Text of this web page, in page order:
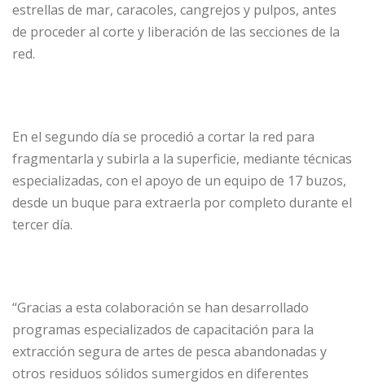
estrellas de mar, caracoles, cangrejos y pulpos, antes
de proceder al corte y liberación de las secciones de la
red.
En el segundo día se procedió a cortar la red para
fragmentarla y subirla a la superficie, mediante técnicas
especializadas, con el apoyo de un equipo de 17 buzos,
desde un buque para extraerla por completo durante el
tercer día.
“Gracias a esta colaboración se han desarrollado
programas especializados de capacitación para la
extracción segura de artes de pesca abandonadas y
otros residuos sólidos sumergidos en diferentes